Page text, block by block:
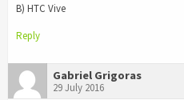
B) HTC Vive
Reply
Gabriel Grigoras
29 July 2016